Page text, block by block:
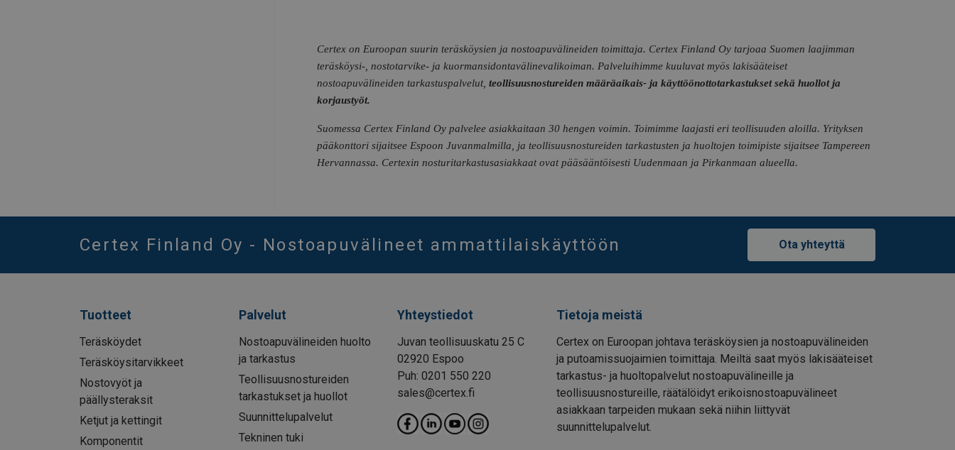
Certex on Euroopan suurin teräsköysien ja nostoapuvälineiden toimittaja. Certex Finland Oy tarjoaa Suomen laajimman
teräsköysi-, nostotarvike- ja kuormansidontavälinevalikoiman. Palveluihimme kuuluvat myös lakisääteiset
nostoapuvälineiden tarkastuspalvelut, teollisuusnostureiden määräaikais- ja käyttöönottotarkastukset sekä huollot ja
korjaustyöt.
Suomessa Certex Finland Oy palvelee asiakkaitaan 30 hengen voimin. Toimimme laajasti eri teollisuuden aloilla. Yrityksen
pääkonttori sijaitsee Espoon Juvanmalmilla, ja teollisuusnostureiden tarkastusten ja huoltojen toimipiste sijaitsee Tampereen
Hervannassa. Certexin nosturitarkastusasiakkaat ovat pääsääntöisesti Uudenmaan ja Pirkanmaan alueella.
Certex Finland Oy - Nostoapuvälineet ammattilaiskäyttöön Ota yhteyttä
Tuotteet
Teräsköydet
Teräsköysitarvikkeet
Nostovyöt ja
päällysteraksit
Ketjut ja kettingit
Komponentit
Palvelut
Nostoapuvälineiden huolto
ja tarkastus
Teollisuusnostureiden
tarkastukset ja huollot
Suunnittelupalvelut
Tekninen tuki
Yhteystiedot
Juvan teollisuuskatu 25 C
02920 Espoo
Puh: 0201 550 220
sales@certex.fi
Tietoja meistä
Certex on Euroopan johtava teräsköysien ja nostoapuvälineiden
ja putoamissuojaimien toimittaja. Meiltä saat myös lakisääteiset
tarkastus- ja huoltopalvelut nostoapuvälineille ja
teollisuusnostureille, räätälöidyt erikoisnostoapuvälineet
asiakkaan tarpeiden mukaan sekä niihin liittyvät
suunnittelupalvelut.